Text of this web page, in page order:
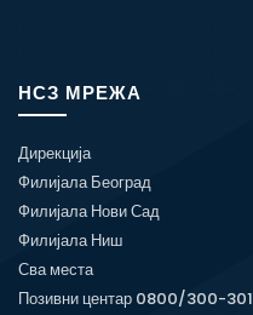
НСЗ МРЕЖА
Дирекција
Филијала Београд
Филијала Нови Сад
Филијала Ниш
Сва места
Позивни центар 0800/300-301